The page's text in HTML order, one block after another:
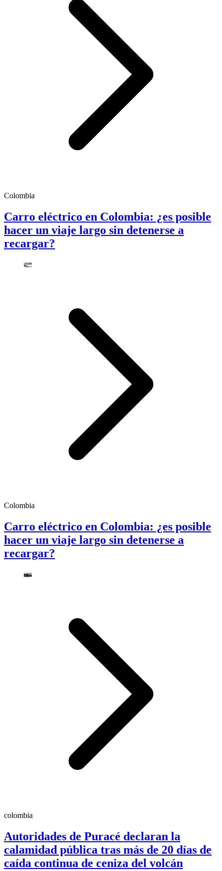
Colombia
Carro eléctrico en Colombia: ¿es posible
hacer un viaje largo sin detenerse a
recargar?
Colombia
Carro eléctrico en Colombia: ¿es posible
hacer un viaje largo sin detenerse a
recargar?
colombia
Autoridades de Puracé declaran la
calamidad pública tras más de 20 días de
caída continua de ceniza del volcán